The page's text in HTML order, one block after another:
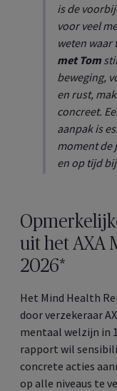
is de
voor veel
weten waar
met Tom
beweging,
en rust,
concreet.
aanpak is
moment de
en op tijd
uit het AXA
2026*
Het Mind Health
door verzekeraar
mentaal welzijn in
rapport wil
concrete acties
op alle niveaus te